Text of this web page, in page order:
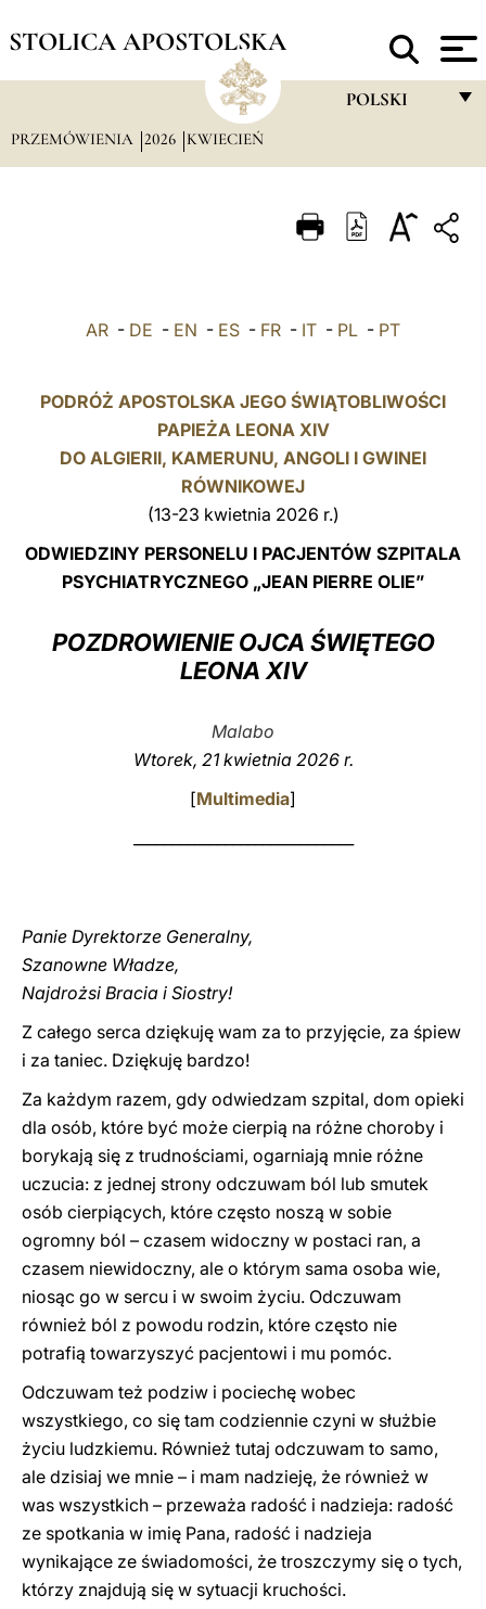
STOLICA APOSTOLSKA
POLSKI
ITALIANO
POLSKI
PRZEMÓWIENIA 2026 KWIECIEŃ
AR - DE - EN - ES - FR - IT - PL - PT
PODRÓŻ APOSTOLSKA JEGO ŚWIĄTOBLIWOŚCI
PAPIEŻA LEONA XIV
DO ALGIERII, KAMERUNU, ANGOLI I GWINEI
RÓWNIKOWEJ
(13-23 kwietnia 2026 r.)
ODWIEDZINY PERSONELU I PACJENTÓW SZPITALA
PSYCHIATRYCZNEGO „JEAN PIERRE OLIE”
POZDROWIENIE OJCA ŚWIĘTEGO
LEONA XIV
Malabo
Wtorek, 21 kwietnia 2026 r.
[Multimedia]
Panie Dyrektorze Generalny,
Szanowne Władze,
Najdrożsi Bracia i Siostry!
Z całego serca dziękuję wam za to przyjęcie, za śpiew
i za taniec. Dziękuję bardzo!
Za każdym razem, gdy odwiedzam szpital, dom opieki
dla osób, które być może cierpią na różne choroby i
borykają się z trudnościami, ogarniają mnie różne
uczucia: z jednej strony odczuwam ból lub smutek
osób cierpiących, które często noszą w sobie
ogromny ból – czasem widoczny w postaci ran, a
czasem niewidoczny, ale o którym sama osoba wie,
niosąc go w sercu i w swoim życiu. Odczuwam
również ból z powodu rodzin, które często nie
potrafią towarzyszyć pacjentowi i mu pomóc.
Odczuwam też podziw i pociechę wobec
wszystkiego, co się tam codziennie czyni w służbie
życiu ludzkiemu. Również tutaj odczuwam to samo,
ale dzisiaj we mnie – i mam nadzieję, że również w
was wszystkich – przeważa radość i nadzieja: radość
ze spotkania w imię Pana, radość i nadzieja
wynikające ze świadomości, że troszczymy się o tych,
którzy znajdują się w sytuacji kruchości.